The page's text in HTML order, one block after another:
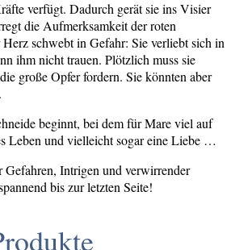
verfügt. Dadurch gerät sie ins Visier
die Aufmerksamkeit der roten
schwebt in Gefahr: Sie verliebt sich in
ihm nicht trauen. Plötzlich muss sie
große Opfer fordern. Sie könnten aber
beginnt, bei dem für Mare viel auf
Leben und vielleicht sogar eine Liebe …
Gefahren, Intrigen und verwirrender
bis zur letzten Seite!